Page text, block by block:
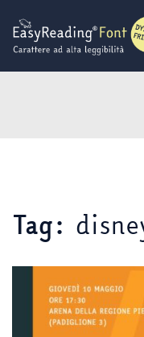
contenuto
Tag: